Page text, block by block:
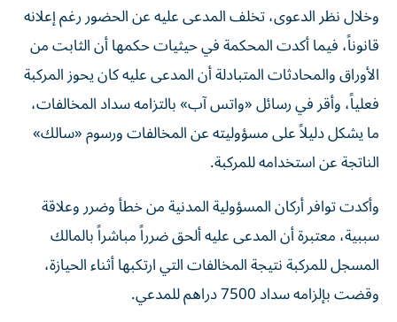
وخلال نظر الدعوى، تخلف المدعى عليه عن الحضور رغم إعلانه
قانوناً، فيما أكدت المحكمة في حيثيات حكمها أن الثابت من
الأوراق والمحادثات المتبادلة أن المدعى عليه كان يحوز المركبة
فعلياً، وأقر في رسائل «واتس آب» بالتزامه سداد المخالفات،
ما يشكل دليلاً على مسؤوليته عن المخالفات ورسوم «سالك»
الناتجة عن استخدامه للمركبة.
وأكدت توافر أركان المسؤولية المدنية من خطأ وضرر وعلاقة
سببية، معتبرة أن المدعى عليه ألحق ضرراً مباشراً بالمالك
المسجل للمركبة نتيجة المخالفات التي ارتكبها أثناء الحيازة،
وقضت بإلزامه سداد 7500 دراهم للمدعي.